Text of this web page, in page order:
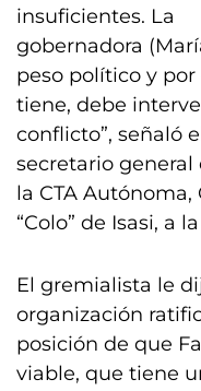
insuficientes. La
gobernadora
peso político y
tiene, debe
conflicto”, señaló
secretario general
la CTA Autónoma,
“Colo” de Isasi, a
El gremialista le
organización
posición de que
viable, que tiene